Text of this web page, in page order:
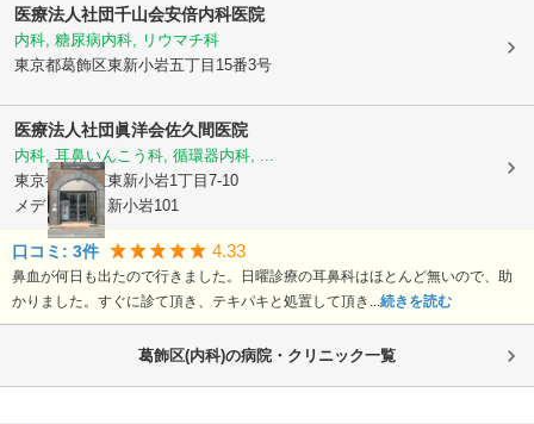
医療法人社団千山会安倍内科医院
内科, 糖尿病内科, リウマチ科
東京都葛飾区東新小岩五丁目15番3号
医療法人社団眞洋会佐久間医院
内科, 耳鼻いんこう科, 循環器内科, ...
東京都葛飾区東新小岩1丁目7-10
メディパーク新小岩101
口コミ: 3件 4.33
鼻血が何日も出たので行きました。日曜診療の耳鼻科はほとんど無いので、助
かりました。すぐに診て頂き、テキパキと処置して頂き...続きを読む
葛飾区(内科)の病院・クリニック一覧